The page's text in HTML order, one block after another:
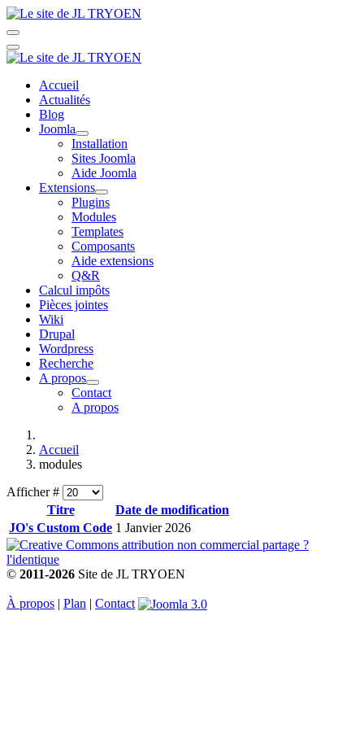
Accueil
Actualités
Blog
Joomla
Installation
Sites Joomla
Aide Joomla
Extensions
Plugins
Modules
Templates
Composants
Aide extensions
Q&R
Calcul impôts
Pièces jointes
Wiki
Drupal
Wordpress
Recherche
A propos
Contact
A propos
Accueil
modules
Afficher #
Titre
Date de modification
JO's Custom Code 1 Janvier 2026
© 2011-2026 Site de JL TRYOEN
À propos | Plan | Contact